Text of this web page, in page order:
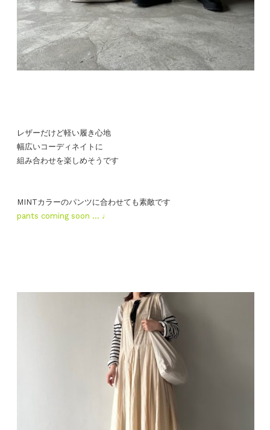
レザーだけど軽い履き心地
幅広いコーディネイトに
組み合わせを楽しめそうです
MINTカラーのパンツに合わせても素敵です
pants coming soon … ♩